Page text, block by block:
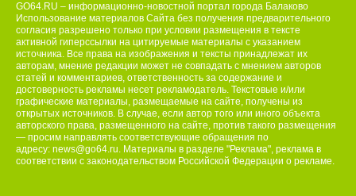
GO64.RU – информационно-новостной портал города Балаково
Использование материалов Сайта без получения предварительного
согласия разрешено только при условии размещения в тексте
активной гиперссылки на цитируемые материалы с указанием
источника. Все права на изображения и тексты принадлежат их
авторам, мнение редакции может не совпадать с мнением авторов
статей и комментариев, ответственность за содержание и
достоверность рекламы несет рекламодатель. Текстовые и/или
графические материалы, размещаемые на сайте, получены из
открытых источников. В случае, если автор того или иного объекта
авторского права, размещенного на сайте, против такого размещения
— просим направлять соответствующие обращения по
адресу: news@go64.ru. Материалы в разделе "Реклама", реклама в
соответствии с законодательством Российской Федерации о рекламе.